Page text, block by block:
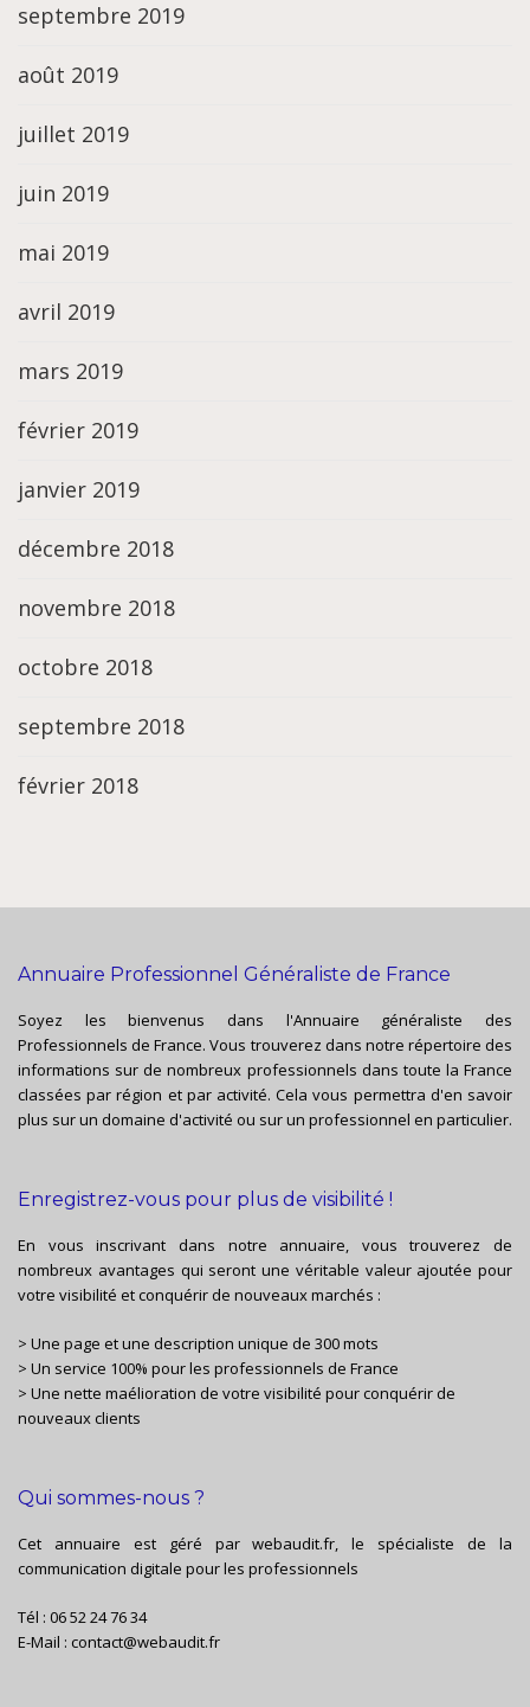
septembre 2019
août 2019
juillet 2019
juin 2019
mai 2019
avril 2019
mars 2019
février 2019
janvier 2019
décembre 2018
novembre 2018
octobre 2018
septembre 2018
février 2018
Annuaire Professionnel Généraliste de France
Soyez les bienvenus dans l'Annuaire généraliste des
Professionnels de France. Vous trouverez dans notre répertoire des
informations sur de nombreux professionnels dans toute la France
classées par région et par activité. Cela vous permettra d'en savoir
plus sur un domaine d'activité ou sur un professionnel en particulier.
Enregistrez-vous pour plus de visibilité !
En vous inscrivant dans notre annuaire, vous trouverez de
nombreux avantages qui seront une véritable valeur ajoutée pour
votre visibilité et conquérir de nouveaux marchés :
> Une page et une description unique de 300 mots
> Un service 100% pour les professionnels de France
> Une nette maélioration de votre visibilité pour conquérir de
nouveaux clients
Qui sommes-nous ?
Cet annuaire est géré parwebaudit.fr, le spécialiste de la
communication digitale pour les professionnels
Tél : 06 52 24 76 34
E-Mail : contact@webaudit.fr